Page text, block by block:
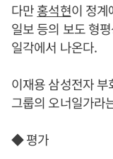
다만홍석현이 정계
일보 등의 보도 형
일각에서 나온다.
이재용 삼성전자
그룹의 오너일가라
◆ 평가